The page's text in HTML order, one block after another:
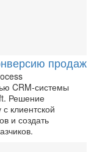
продаж
CRM-системы
Решение
клиентской
и создать